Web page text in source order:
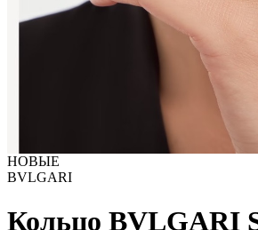
НОВЫЕ
BVLGARI
Кольцо BVLGARI